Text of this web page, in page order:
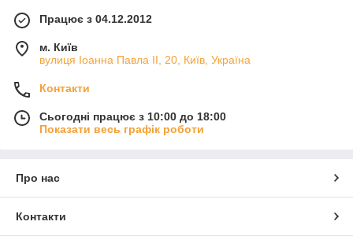
Працює з 04.12.2012
м. Київ
вулиця Іоанна Павла ІІ, 20, Київ, Україна
Контакти
Сьогодні працює з 10:00 до 18:00
Показати весь графік роботи
Про нас
Контакти